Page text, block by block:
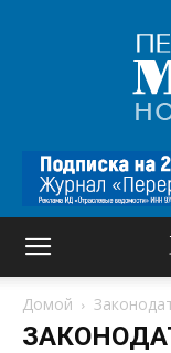
Домой